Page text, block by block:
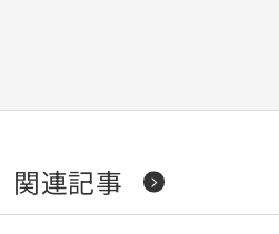
関連記事